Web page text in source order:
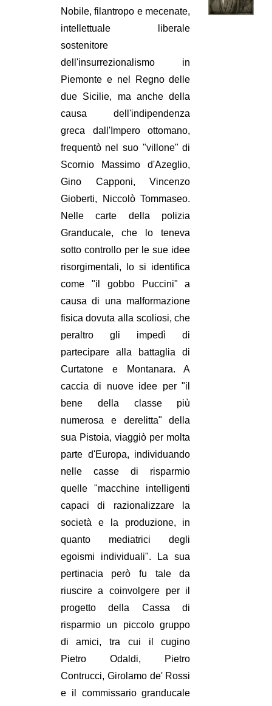
Nobile, filantropo e mecenate,
intellettuale liberale
sostenitore
dell'insurrezionalismo in
Piemonte e nel Regno delle
due Sicilie, ma anche della
causa dell'indipendenza
greca dall'Impero ottomano,
frequentò nel suo "villone" di
Scornio Massimo d'Azeglio,
Gino Capponi, Vincenzo
Gioberti, Niccolò Tommaseo.
Nelle carte della polizia
Granducale, che lo teneva
sotto controllo per le sue idee
risorgimentali, lo si identifica
come "il gobbo Puccini" a
causa di una malformazione
fisica dovuta alla scoliosi, che
peraltro gli impedì di
partecipare alla battaglia di
Curtatone e Montanara. A
caccia di nuove idee per "il
bene della classe più
numerosa e derelitta" della
sua Pistoia, viaggiò per molta
parte d'Europa, individuando
nelle casse di risparmio
quelle "macchine intelligenti
capaci di razionalizzare la
società e la produzione, in
quanto mediatrici degli
egoismi individuali". La sua
pertinacia però fu tale da
riuscire a coinvolgere per il
progetto della Cassa di
risparmio un piccolo gruppo
di amici, tra cui il cugino
Pietro Odaldi, Pietro
Contrucci, Girolamo de' Rossi
e il commissario granducale